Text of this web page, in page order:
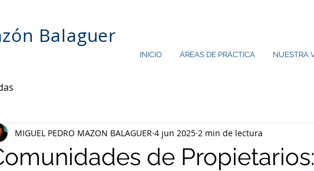
Balaguer
INICIO ÁREAS DE PRÁCTICA NUESTRA
de
MIGUEL PEDRO MAZON BALAGUER 4 jun 2025 2 min de lectura